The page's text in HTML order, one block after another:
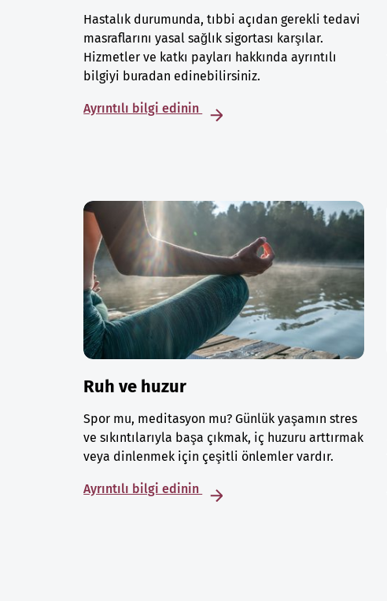
Hastalık durumunda, tıbbi açıdan gerekli tedavi
masraflarını yasal sağlık sigortası karşılar.
Hizmetler ve katkı payları hakkında ayrıntılı
bilgiyi buradan edinebilirsiniz.
Ayrıntılı bilgi edinin
Ruh ve huzur
Spor mu, meditasyon mu? Günlük yaşamın stres
ve sıkıntılarıyla başa çıkmak, iç huzuru arttırmak
veya dinlenmek için çeşitli önlemler vardır.
Ayrıntılı bilgi edinin